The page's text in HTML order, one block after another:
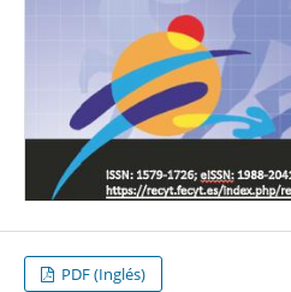
PDF (Inglés)